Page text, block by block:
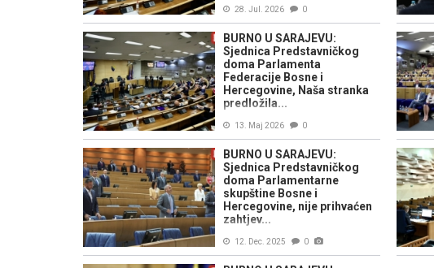
28. Jul. 2026 0
BURNO U SARAJEVU:
Sjednica Predstavničkog
doma Parlamenta
Federacije Bosne i
Hercegovine, Naša stranka
predložila...
13. Maj 2026 0
BURNO U SARAJEVU:
Sjednica Predstavničkog
doma Parlamentarne
skupštine Bosne i
Hercegovine, nije prihvaćen
zahtjev...
12. Dec. 2025 0